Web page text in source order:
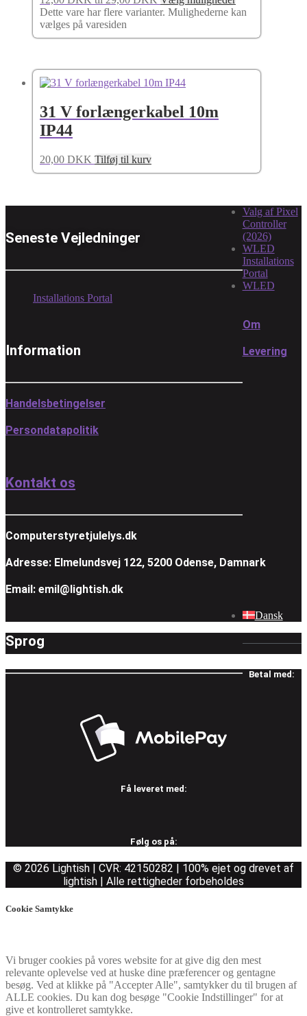
Dette vare har flere varianter. Mulighederne kan
vælges på varesiden
31 V forlængerkabel 10m
IP44
20,00 DKK Tilføj til kurv
Seneste Vejledninger
Valg af Pixel
Controller
(2026)
WLED
Installations
Portal
WLED
Installations Portal
Information
Om
Levering
Handelsbetingelser
Persondatapolitik
Kontakt os
Computerstyretjulelys.dk
Adresse: Elmelundsvej 122, 5200 Odense, Damnark
Email: emil@lightish.dk
Sprog
Dansk
Betal med:
Få leveret med:
Følg os på:
© 2026 Lightish | CVR: 42150282 | 100% ejet og drevet af
lightish | Alle rettigheder forbeholdes
Cookie Samtykke
Vi bruger cookies på vores website for at give dig den mest
relevante oplevelse ved at huske dine præferencer og gentagne
besøg. Ved at klikke på "Accepter Alle", samtykker du til brugen af
ALLE cookies. Du kan dog besøge "Cookie Indstillinger" for at
give et kontrolleret samtykke.